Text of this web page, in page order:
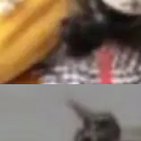
Q
块
编
模
V
）
V4-
准
：